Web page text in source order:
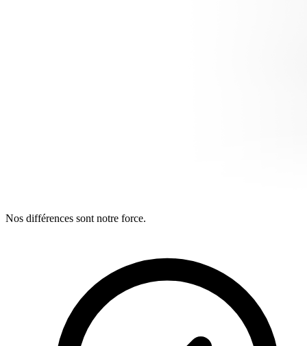
Nos différences sont notre force.